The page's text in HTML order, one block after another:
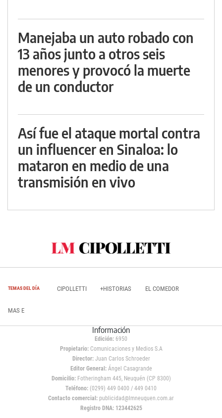
Manejaba un auto robado con
13 años junto a otros seis
menores y provocó la muerte
de un conductor
Así fue el ataque mortal contra
un influencer en Sinaloa: lo
mataron en medio de una
transmisión en vivo
TEMAS DEL DÍA CIPOLLETTI +HISTORIAS EL COMEDOR
MAS E
Información
Edición: 6950
Propietario:Comunicaciones y Medios S.A
Director: Juan Carlos Schroeder
Editor General:Ángel Casagrande
Domicilio:Fotheringham 445, Neuquén (CP 8300)
Teléfono: (0299) 449 0400 / 449 0410
Contacto comercial: publicidad@lmneuquen.com.ar
Registro DNA: 123442625